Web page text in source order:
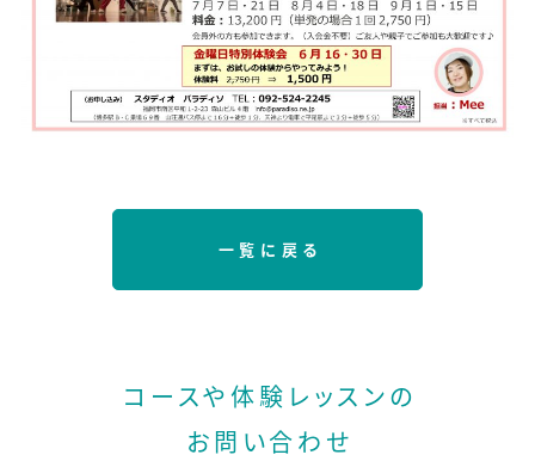
一覧に戻る
コースや体験レッスンの
お問い合わせ